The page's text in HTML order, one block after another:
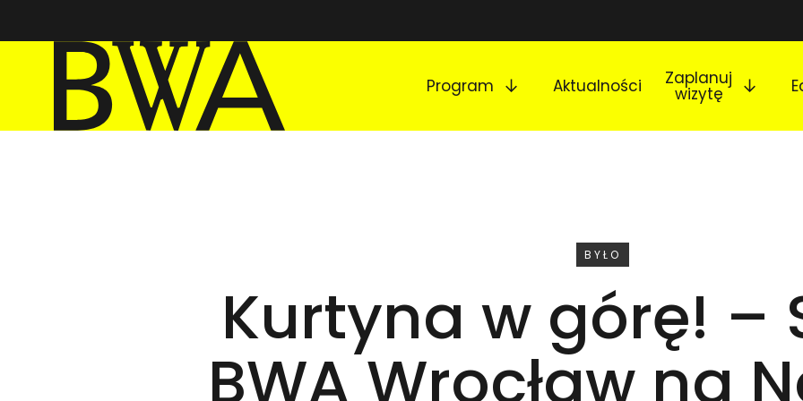
BWA Wrocław
Galerie Sztuki Współczesnej
Program Aktualności Zaplanuj
wizytę
WYDARZENIE
BYŁO
Kurtyna w górę! –
BWA Wrocław na